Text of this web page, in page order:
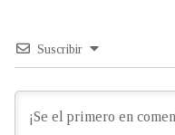
Suscribir